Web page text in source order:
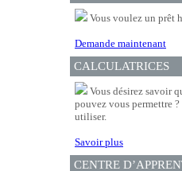
Vous voulez un prêt
Demande maintenant
CALCULATRICES
Vous désirez savoir
pouvez vous permettre
utiliser.
Savoir plus
CENTRE